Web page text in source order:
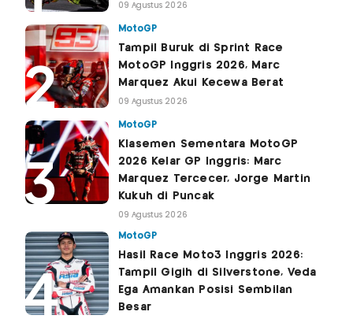
09 Agustus 2026
MotoGP
Tampil Buruk di Sprint Race
MotoGP Inggris 2026, Marc
Marquez Akui Kecewa Berat
09 Agustus 2026
MotoGP
Klasemen Sementara MotoGP
2026 Kelar GP Inggris: Marc
Marquez Tercecer, Jorge Martin
Kukuh di Puncak
09 Agustus 2026
MotoGP
Hasil Race Moto3 Inggris 2026:
Tampil Gigih di Silverstone, Veda
Ega Amankan Posisi Sembilan
Besar